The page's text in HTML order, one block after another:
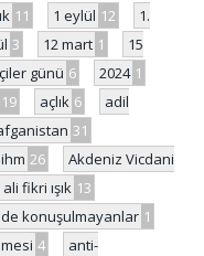
11 1 eylül 12
1.
3 12 mart 1
15
günü 6 2024 1
açlık 6
adil
31
26
Akdeniz Vicdani
ali fikri ışık 13
konuşulmayanlar 1
4
anti-